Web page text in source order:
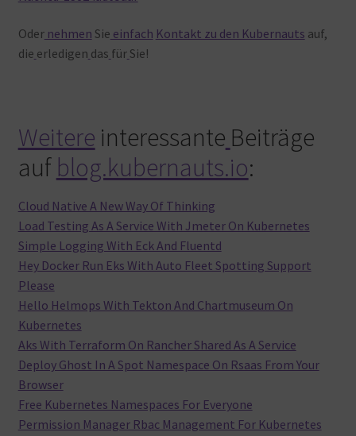
Odernehmen Sie einfach Kontakt zu den Kubernauts auf,
die erledigen das für Sie!
Weitere interessante Beiträge
auf blog.kubernauts.io:
Cloud Native A New Way Of Thinking
Load Testing As A Service With Jmeter On Kubernetes
Simple Logging With Eck And Fluentd
Hey Docker Run Eks With Auto Fleet Spotting Support
Please
Hello Helmops With Tekton And Chartmuseum On
Kubernetes
Aks With Terraform On Rancher Shared As A Service
Deploy Ghost In A Spot Namespace On Rsaas From Your
Browser
Free Kubernetes Namespaces For Everyone
Permission Manager Rbac Management For Kubernetes